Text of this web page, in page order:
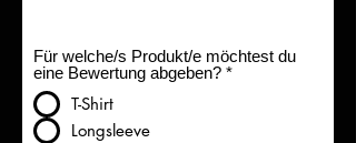
Für welche/s Produkt/e möchtest du
eine Bewertung abgeben? *P
T-Shirt
Longsleeve